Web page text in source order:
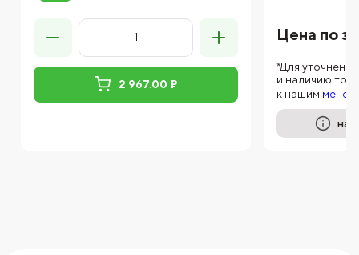
2 967.00 ₽
Цена по
*Для
и наличию
к нашим
на